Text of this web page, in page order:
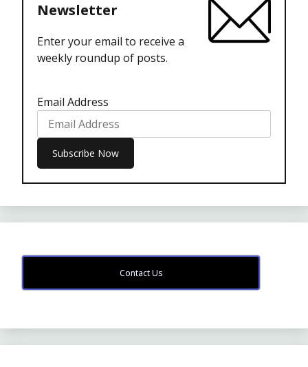
Newsletter
Enter your email to receive a
weekly roundup of posts.
Email Address
Contact Us